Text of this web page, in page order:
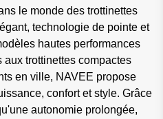
le monde des trottinettes
technologie de pointe et
hautes performances
trottinettes compactes
en ville, NAVEE propose
confort et style. Grâce
autonomie prolongée,